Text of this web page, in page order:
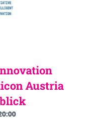
Austria